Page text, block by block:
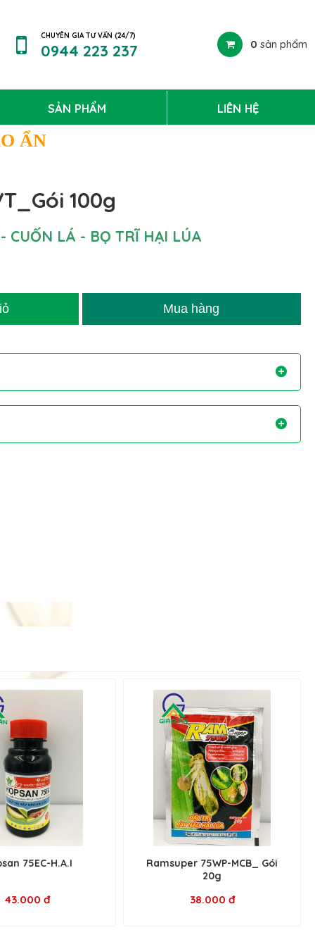
CHUYÊN GIA TƯ VẤN (24/7)
0944 223 237 0 sản phẩm
SẢN PHẨM LIÊN HỆ
ẨN
100g
CUỐN LÁ - BỌ TRĨ HẠI LÚA
75EC-H.A.I
43.000 đ
Ramsuper 75WP-MCB_ Gói
20g
38.000 đ